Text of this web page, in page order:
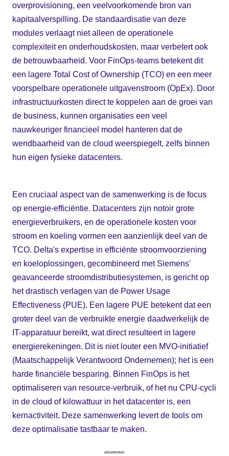
overprovisioning, een veelvoorkomende bron van
kapitaalverspilling. De standaardisatie van deze
modules verlaagt niet alleen de operationele
complexiteit en onderhoudskosten, maar verbetert ook
de betrouwbaarheid. Voor FinOps-teams betekent dit
een lagere Total Cost of Ownership (TCO) en een meer
voorspelbare operationele uitgavenstroom (OpEx). Door
infrastructuurkosten direct te koppelen aan de groei van
de business, kunnen organisaties een veel
nauwkeuriger financieel model hanteren dat de
wendbaarheid van de cloud weerspiegelt, zelfs binnen
hun eigen fysieke datacenters.
Een cruciaal aspect van de samenwerking is de focus
op energie-efficiëntie. Datacenters zijn notoir grote
energieverbruikers, en de operationele kosten voor
stroom en koeling vormen een aanzienlijk deel van de
TCO. Delta's expertise in efficiënte stroomvoorziening
en koeloplossingen, gecombineerd met Siemens'
geavanceerde stroomdistributiesystemen, is gericht op
het drastisch verlagen van de Power Usage
Effectiveness (PUE). Een lagere PUE betekent dat een
groter deel van de verbruikte energie daadwerkelijk de
IT-apparatuur bereikt, wat direct resulteert in lagere
energierekeningen. Dit is niet louter een MVO-initiatief
(Maatschappelijk Verantwoord Ondernemen); het is een
harde financiële besparing. Binnen FinOps is het
optimaliseren van resource-verbruik, of het nu CPU-cycli
in de cloud of kilowattuur in het datacenter is, een
kernactiviteit. Deze samenwerking levert de tools om
deze optimalisatie tastbaar te maken.
advertenties